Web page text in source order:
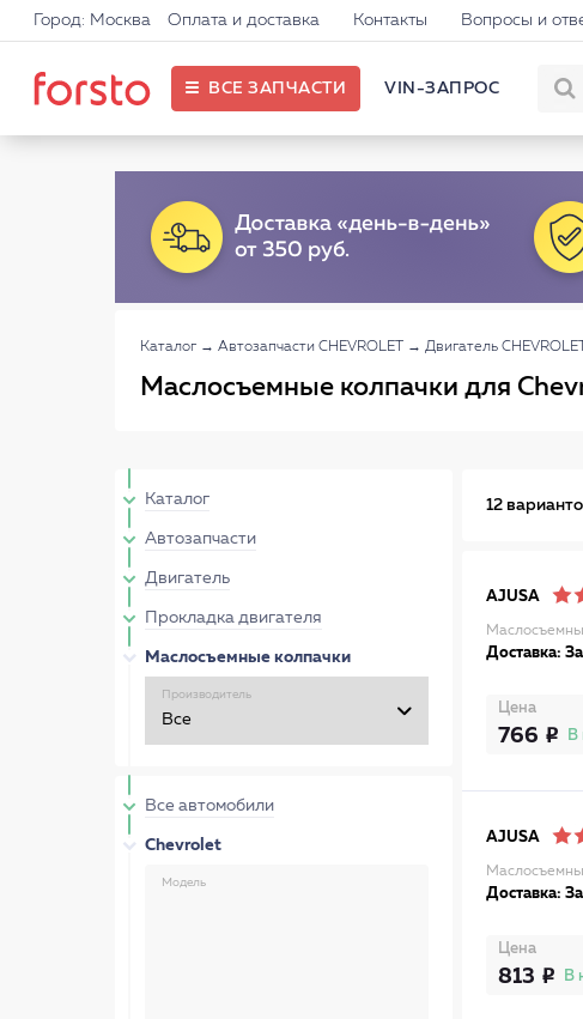
Город: Москва Оплата и доставка Контакты Вопросы и
ВСЕ ЗАПЧАСТИ VIN-ЗАПРОС
Каталог → Автозапчасти CHEVROLET → Двигатель CHEVROLET
Маслосъемные колпачки для
Каталог
Автозапчасти
Двигатель
Прокладка двигателя
Маслосъемные колпачки
Производитель
Все автомобили
Chevrolet
Модель
12
AJUSA
Доставка:
Цена
766
AJUSA
Доставка:
Цена
813